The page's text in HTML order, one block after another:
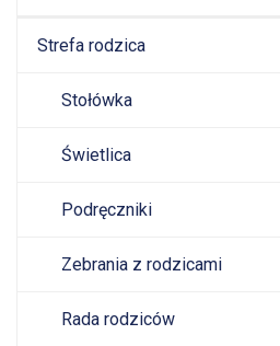
Strefa rodzica
Stołówka
Świetlica
Podręczniki
Zebrania z rodzicami
Rada rodziców